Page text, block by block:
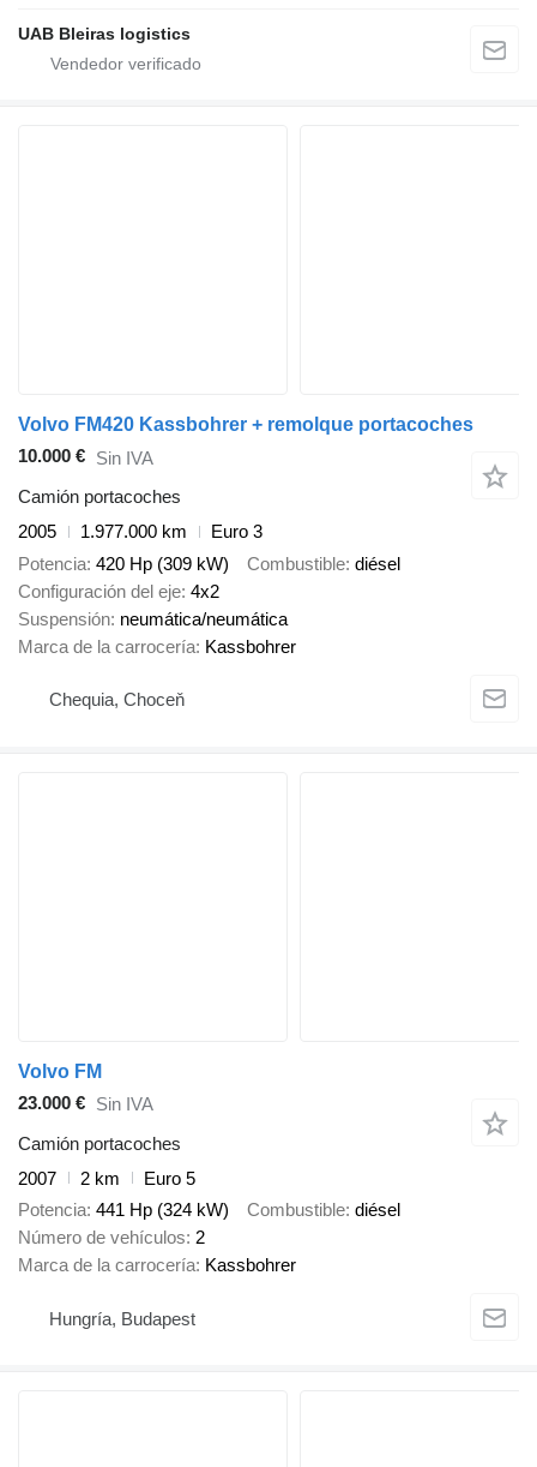
UAB Bleiras logistics
Volvo FM420 Kassbohrer + remolque portacoches
10.000 € Sin IVA
Camión portacoches
2005
1.977.000 km
Euro 3
Potencia 420 Hp (309 kW) Combustible diésel
Configuración del eje 4x2
Suspensión neumática/neumática
Marca de la carrocería Kassbohrer
Chequia, Choceň
Volvo FM
23.000 € Sin IVA
Camión portacoches
2007
2 km
Euro 5
Potencia 441 Hp (324 kW) Combustible diésel
Número de vehículos 2
Marca de la carrocería Kassbohrer
Hungría, Budapest